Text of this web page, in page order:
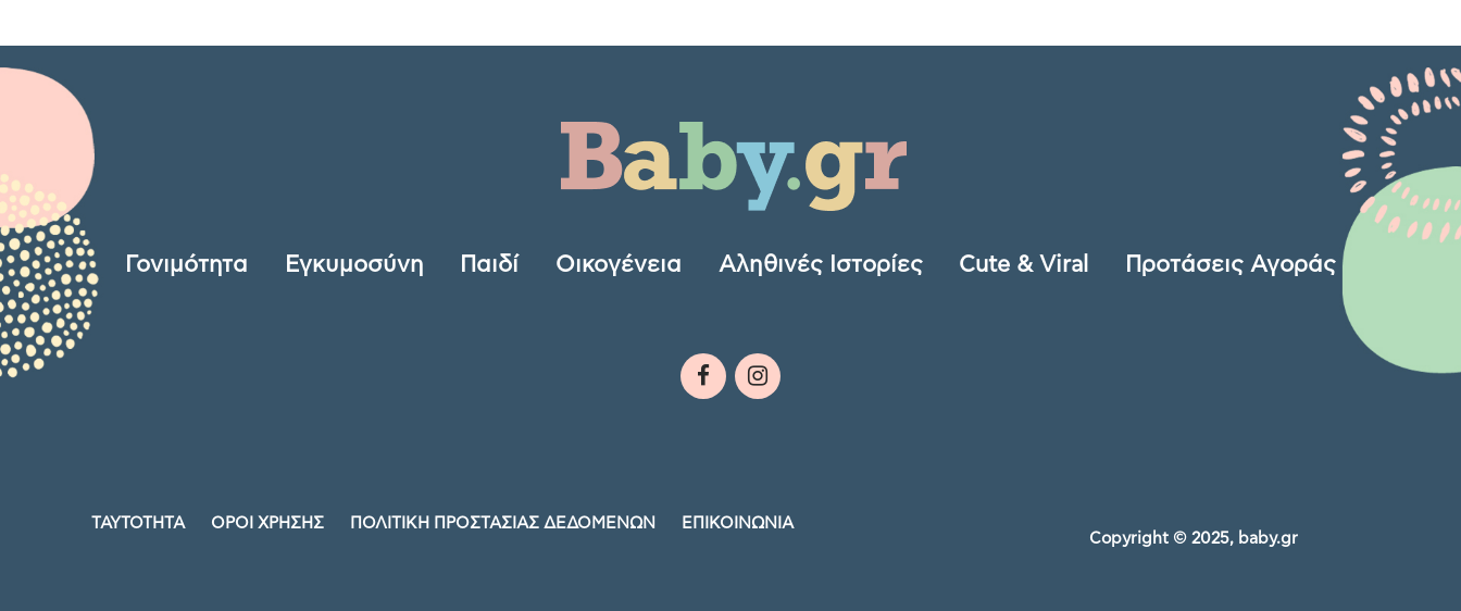
Γονιμότητα Εγκυμοσύνη Παιδί Οικογένεια Αληθινές Ιστορίες Cute & Viral Προτάσεις Αγοράς
ΤΑΥΤΟΤΗΤΑ ΟΡΟΙ ΧΡΗΣΗΣ ΠΟΛΙΤΙΚΗ ΠΡΟΣΤΑΣΙΑΣ ΔΕΔΟΜΕΝΩΝ
ΕΠΙΚΟΙΝΩΝΙΑ
Copyright © 2025, baby.gr